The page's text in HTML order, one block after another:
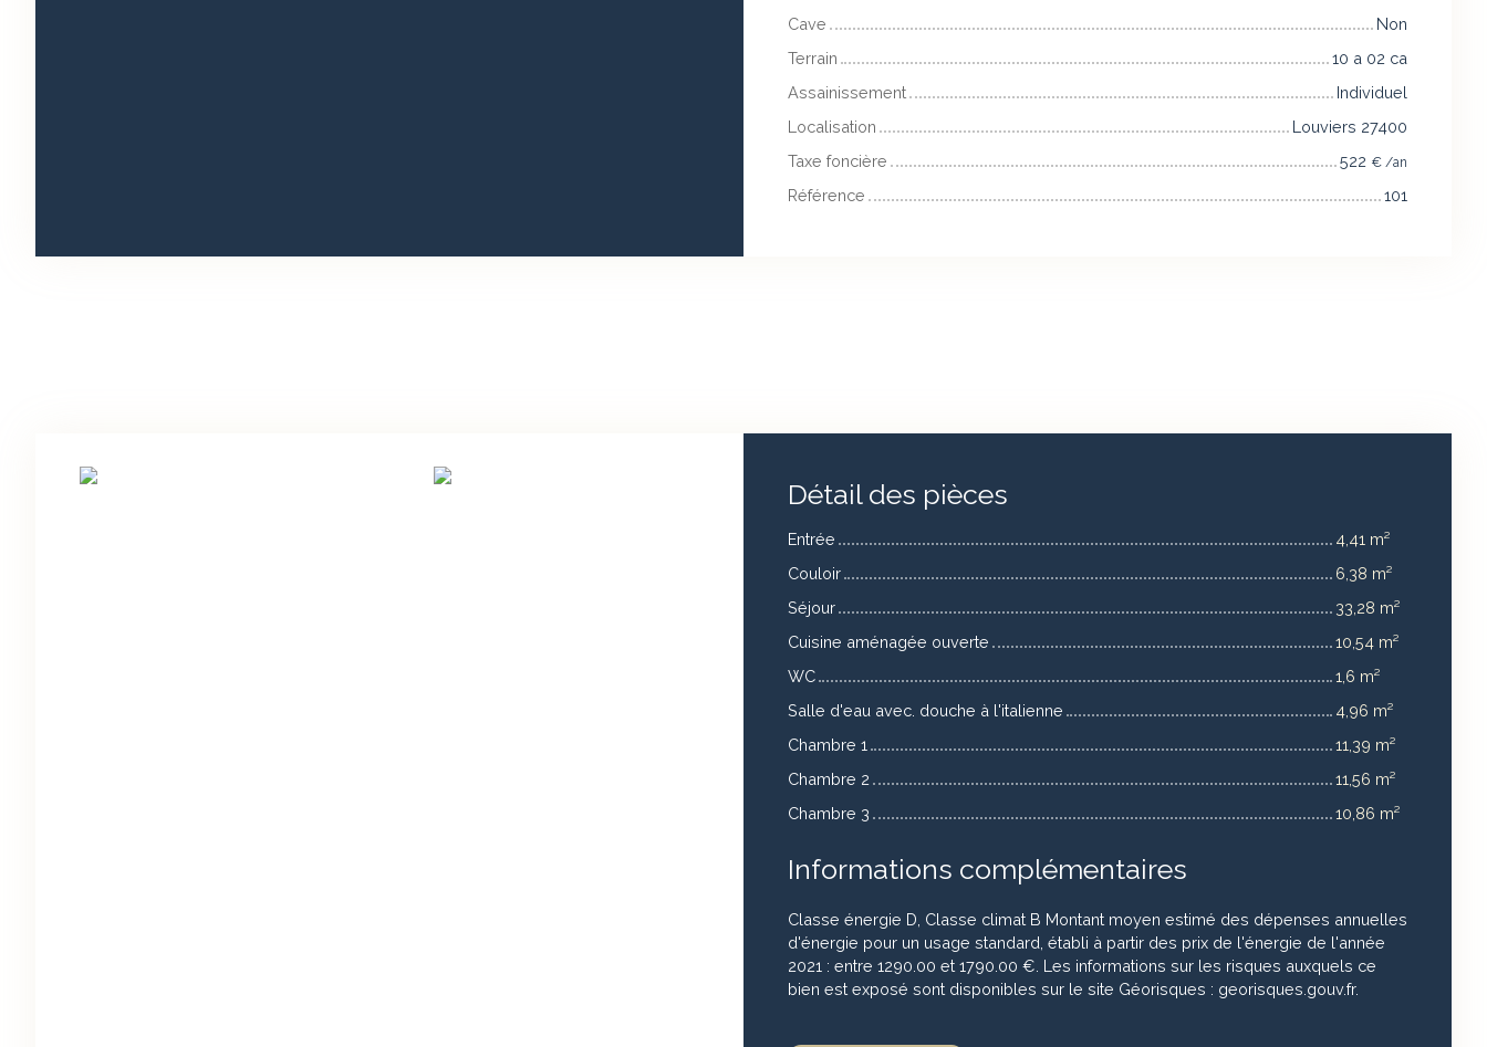
Cave
Non
Terrain
10 a 02 ca
Assainissement
Individuel
Localisation
Louviers 27400
Taxe foncière
522 € /an
Référence 101
Détail des pièces
Entrée
4,41 m²
Couloir
6,38 m²
Séjour
33,28 m²
Cuisine aménagée ouverte
10,54 m²
WC
1,6 m²
Salle d'eau avec. douche à l'italienne
4,96 m²
Chambre 1
11,39 m²
Chambre 2
11,56 m²
Chambre 3
10,86 m²
Informations complémentaires
Classe énergie D, Classe climat B Montant moyen estimé des dépenses annuelles
d'énergie pour un usage standard, établi à partir des prix de l'énergie de l'année
2021 : entre 1290.00 et 1790.00 €. Les informations sur les risques auxquels ce
bien est exposé sont disponibles sur le site Géorisques : georisques.gouv.fr.